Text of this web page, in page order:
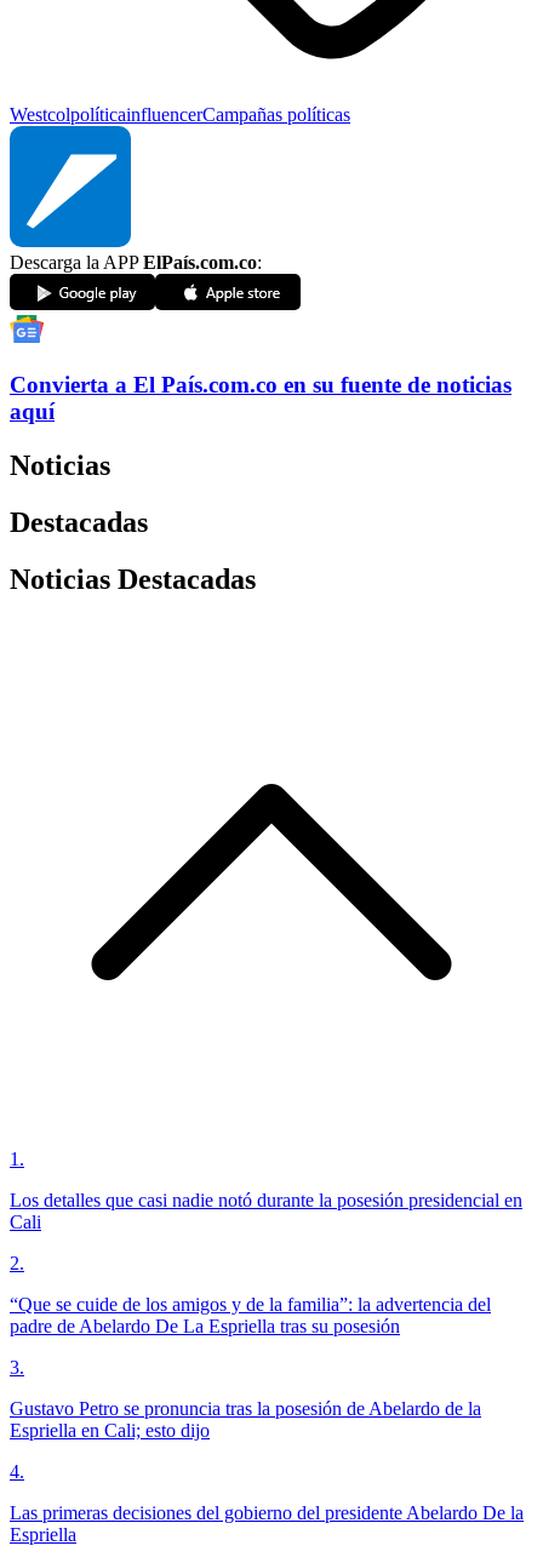
WestcolpolíticainfluencerCampañas políticas
Descarga la APPElPaís.com.co:
Convierta a El País.com.co en su fuente de noticias
aquí
Noticias
Destacadas
Noticias Destacadas
1 .
Los detalles que casi nadie notó durante la posesión presidencial en
Cali
2.
“Que se cuide de los amigos y de la familia”: la advertencia del
padre de Abelardo De La Espriella tras su posesión
3.
Gustavo Petro se pronuncia tras la posesión de Abelardo de la
Espriella en Cali; esto dijo
4.
Las primeras decisiones del gobierno del presidente Abelardo De la
Espriella